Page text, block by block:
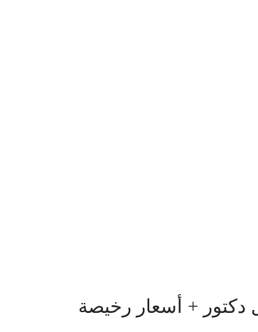
+ أسعار رخيصة